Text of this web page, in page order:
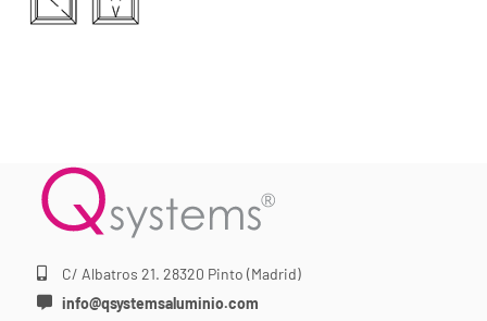
C/ Albatros 21. 28320 Pinto (Madrid)
info@qsystemsaluminio.com